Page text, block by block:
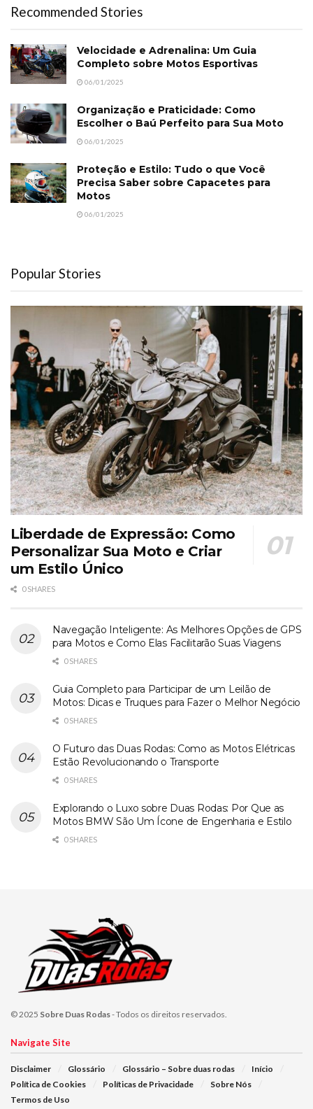
Recommended Stories
Velocidade e Adrenalina: Um Guia
Completo sobre Motos Esportivas
06/01/2025
Organização e Praticidade: Como
Escolher o Baú Perfeito para Sua Moto
06/01/2025
Proteção e Estilo: Tudo o que Você
Precisa Saber sobre Capacetes para
Motos
06/01/2025
Popular Stories
Liberdade de Expressão: Como
Personalizar Sua Moto e Criar
um Estilo Único
0 SHARES
Navegação Inteligente: As Melhores Opções de GPS
para Motos e Como Elas Facilitarão Suas Viagens
0 SHARES
Guia Completo para Participar de um Leilão de
Motos: Dicas e Truques para Fazer o Melhor Negócio
0 SHARES
O Futuro das Duas Rodas: Como as Motos Elétricas
Estão Revolucionando o Transporte
0 SHARES
Explorando o Luxo sobre Duas Rodas: Por Que as
Motos BMW São Um Ícone de Engenharia e Estilo
0 SHARES
© 2025 Sobre Duas Rodas- Todos os direitos reservados.
Navigate Site
Disclaimer Glossário Glossário – Sobre duas rodas
Início
Política de Cookies
Políticas de Privacidade
Sobre Nós
Termos de Uso